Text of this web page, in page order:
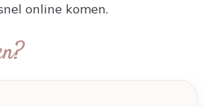
online komen.